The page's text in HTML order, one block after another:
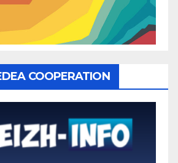
COOPERATION